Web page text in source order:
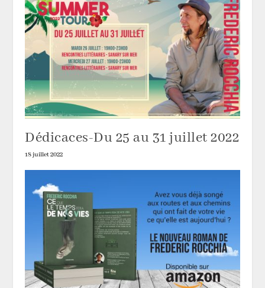
Dédicaces-Du 25 au 31 juillet 2022
18 juillet 2022